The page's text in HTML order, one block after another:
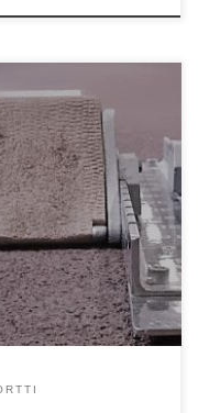
Tapioiden Ella
ajan 13.51,49.
14.11,63 parani n?in
ulkoratojen piiriennätys.
vuodelta 2011.
tuloksen perässä